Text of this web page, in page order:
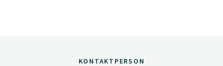
KONTAKTPERSON